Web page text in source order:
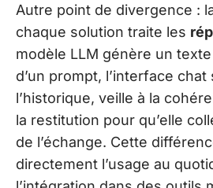
Autre point de divergence :
chaque solution traite les
modèle LLM génère un
d’un prompt, l’interface
l’historique, veille à la
la restitution pour qu’elle
de l’échange. Cette
directement l’usage au